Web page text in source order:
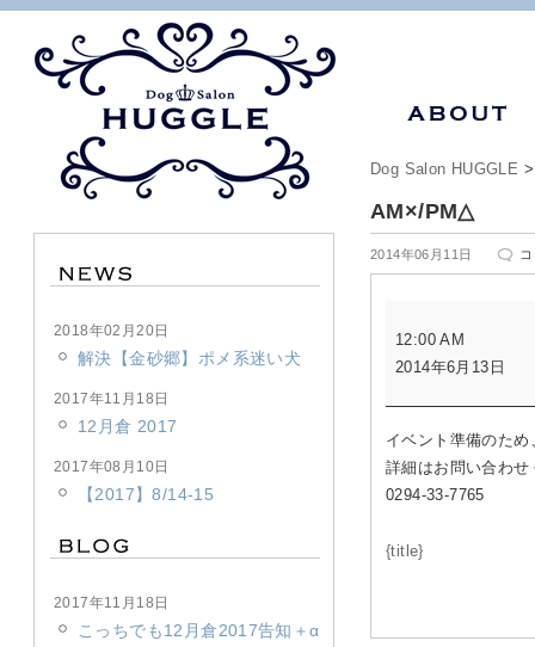
Dog Salon HUGGLE
AM×/PM△
2014年06月11日
は
12:00 AM
2014年6月13日
イベント準備のた
詳細はお問い合わせ
0294-33-7765
{title}
2018年02月20日
解決【金砂郷】ポメ系迷い犬
2017年11月18日
12月倉 2017
2017年08月10日
【2017】8/14-15
2017年11月18日
こっちでも12月倉2017告知＋α